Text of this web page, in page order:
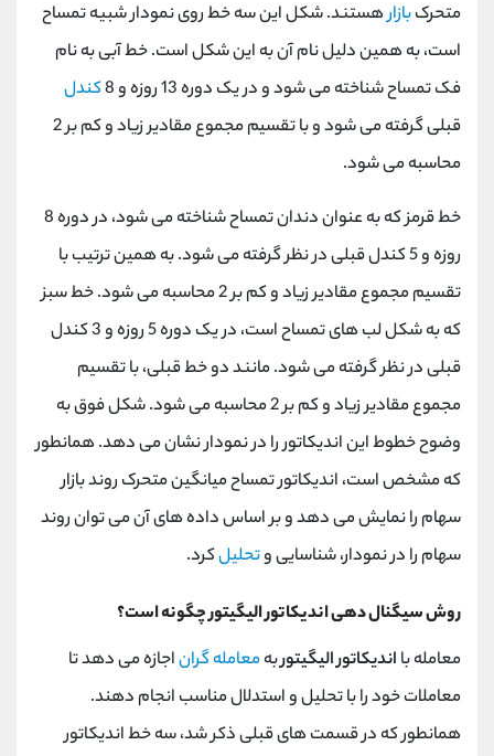
متحرکبازارهستند. شکل این سه خط روی نمودار شبیه تمساح
است، به همین دلیل نام آن به این شکل است. خط آبی به نام
فک تمساح شناخته می شود و در یک دوره 13 روزه و 8
کندل
قبلی گرفته می شود و با تقسیم مجموع مقادیر زیاد و کم بر 2
محاسبه می شود.
خط قرمز که به عنوان دندان تمساح شناخته می شود، در دوره 8
روزه و 5 کندل قبلی در نظر گرفته می شود. به همین ترتیب با
تقسیم مجموع مقادیر زیاد و کم بر 2 محاسبه می شود. خط سبز
که به شکل لب های تمساح است، در یک دوره 5 روزه و 3 کندل
قبلی در نظر گرفته می شود. مانند دو خط قبلی، با تقسیم
مجموع مقادیر زیاد و کم بر 2 محاسبه می شود. شکل فوق به
وضوح خطوط این اندیکاتور را در نمودار نشان می دهد. همانطور
که مشخص است، اندیکاتور تمساح میانگین متحرک روند بازار
سهام را نمایش می دهد و بر اساس داده های آن می توان روند
سهام را در نمودار، شناسایی وتحلیلکرد.
روش سیگنال دهی اندیکاتور الیگیتور چگونه است؟
معامله با اندیکاتور الیگیتوربهمعامله گراناجازه می دهد تا
معاملات خود را با تحلیل و استدلال مناسب انجام دهند.
همانطور که در قسمت های قبلی ذکر شد، سه خط اندیکاتور